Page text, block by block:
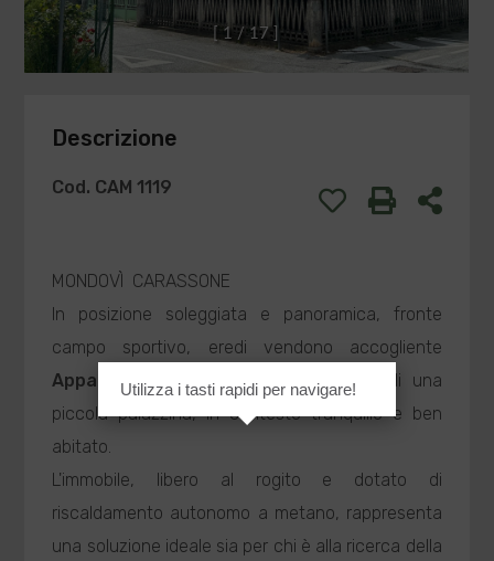
1 / 17
Descrizione
Cod. CAM 1119
MONDOVÌ  CARASSONE
In posizione soleggiata e panoramica, fronte
campo sportivo, eredi vendono accogliente
Appartamento situato all'ultimo piano di una
piccola palazzina, in contesto tranquillo e ben
abitato.
L'immobile, libero al rogito e dotato di
riscaldamento autonomo a metano, rappresenta
una soluzione ideale sia per chi è alla ricerca della
Utilizza i tasti rapidi per navigare!